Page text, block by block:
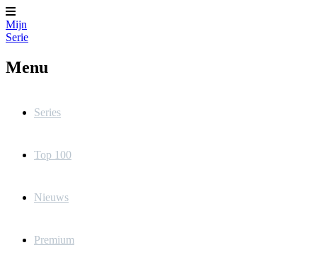
Mijn
Serie
Menu
Series
Top 100
Nieuws
Premium